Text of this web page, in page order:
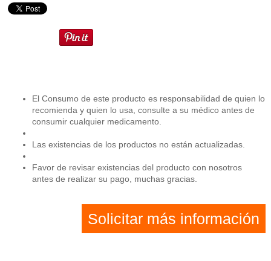
El Consumo de este producto es responsabilidad de quien lo
recomienda y quien lo usa, consulte a su médico antes de
consumir cualquier medicamento.
Las existencias de los productos no están actualizadas.
Favor de revisar existencias del producto con nosotros
antes de realizar su pago, muchas gracias.
Solicitar más información